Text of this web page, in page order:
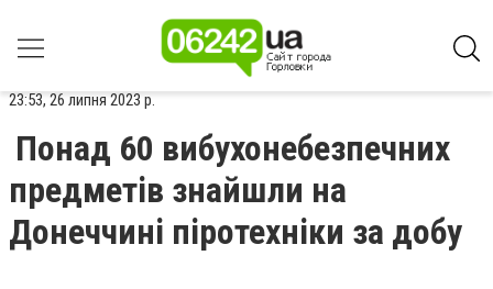
23:53, 26 липня 2023 р.
Понад 60 вибухонебезпечних
предметів знайшли на
Донеччині піротехніки за добу